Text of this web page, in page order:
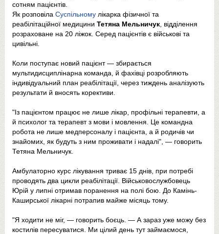
сотням пацієнтів.
Як розповіла Суспільному лікарка фізичної та
реабілітаційної медицини Тетяна Мельничук , відділення
розраховане на 20 ліжок. Серед пацієнтів є військові та
цивільні.
Коли поступає новий пацієнт — збирається
мультидисциплінарна команда, й фахівці розробляють
індивідуальний план реабілітації, через тиждень аналізують
результати й вносять корективи.
"Із пацієнтом працює не лише лікар, профільні терапевти, а
й психолог та терапевт з мови і мовлення. Це командна
робота не лише медперсоналу і пацієнта, а й родичів чи
знайомих, як будуть з ним проживати і надалі", — говорить
Тетяна Мельничук.
Амбулаторно курс лікування триває 15 днів, при потребі
проводять два цикли реабілітації. Військовослужбовець
Юрій у липні отримав поранення на полі бою. До Камінь-
Каширської лікарні потрапив майже місяць тому.
"Я ходити не міг, — говорить боєць. — А зараз уже можу без
костилів пересуватися. Ми цілий день тут займаємося,